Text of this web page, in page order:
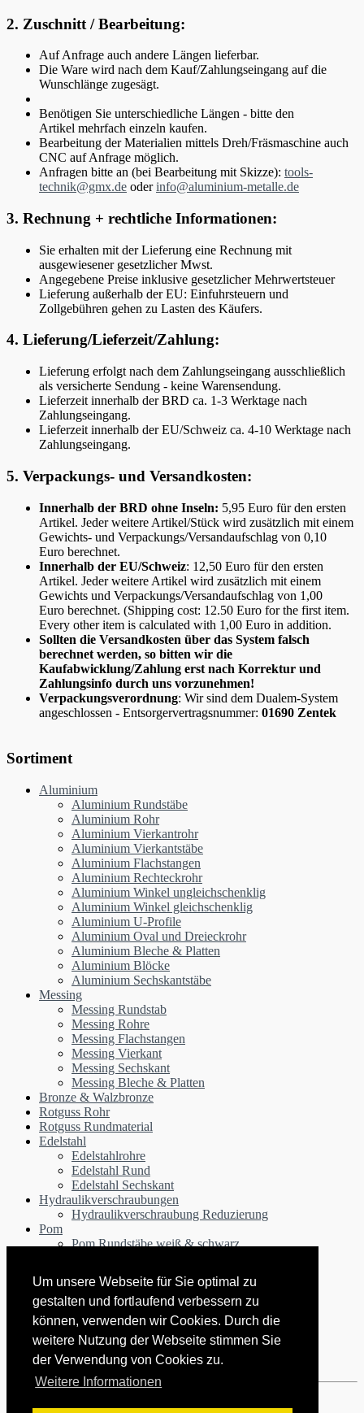
Um unsere Webseite für Sie optimal zu
gestalten und fortlaufend verbessern zu
können, verwenden wir Cookies. Durch die
weitere Nutzung der Webseite stimmen Sie
der Verwendung von Cookies zu.
Weitere Informationen
2. Zuschnitt / Bearbeitung:
Auf Anfrage auch andere Längen lieferbar.
Die Ware wird nach dem Kauf/Zahlungseingang auf die
Wunschlänge zugesägt.
Benötigen Sie unterschiedliche Längen - bitte den
Artikel mehrfach einzeln kaufen.
Bearbeitung der Materialien mittels Dreh/Fräsmaschine auch
CNC auf Anfrage möglich.
Anfragen bitte an (bei Bearbeitung mit Skizze): tools-
technik@gmx.de oderinfo@aluminium-metalle.de
3. Rechnung + rechtliche Informationen:
Sie erhalten mit der Lieferung eine Rechnung mit
ausgewiesener gesetzlicher Mwst.
Angegebene Preise inklusive gesetzlicher Mehrwertsteuer
Lieferung außerhalb der EU: Einfuhrsteuern und
Zollgebühren gehen zu Lasten des Käufers.
4. Lieferung/Lieferzeit/Zahlung:
Lieferung erfolgt nach dem Zahlungseingang ausschließlich
als versicherte Sendung - keine Warensendung.
Lieferzeit innerhalb der BRD ca. 1-3 Werktage nach
Zahlungseingang.
Lieferzeit innerhalb der EU/Schweiz ca. 4-10 Werktage nach
Zahlungseingang.
5. Verpackungs- und Versandkosten:
Innerhalb der BRD ohne Inseln: 5,95 Euro für den ersten
Artikel. Jeder weitere Artikel/Stück wird zusätzlich mit einem
Gewichts- und Verpackungs/Versandaufschlag von 0,10
Euro berechnet.
Innerhalb der EU/Schweiz: 12,50 Euro für den ersten
Artikel. Jeder weitere Artikel wird zusätzlich mit einem
Gewichts und Verpackungs/Versandaufschlag von 1,00
Euro berechnet. (Shipping cost: 12.50 Euro for the first item.
Every other item is calculated with 1,00 Euro in addition.
Sollten die Versandkosten über das System falsch
berechnet werden, so bitten wir die
Kaufabwicklung/Zahlung erst nach Korrektur und
Zahlungsinfo durch uns vorzunehmen!
Verpackungsverordnung: Wir sind dem Dualem-System
angeschlossen - Entsorgervertragsnummer: 01690 Zentek
Sortiment
Aluminium
Aluminium Rundstäbe
Aluminium Rohr
Aluminium Vierkantrohr
Aluminium Vierkantstäbe
Aluminium Flachstangen
Aluminium Rechteckrohr
Aluminium Winkel ungleichschenklig
Aluminium Winkel gleichschenklig
Aluminium U-Profile
Aluminium Oval und Dreieckrohr
Aluminium Bleche & Platten
Aluminium Blöcke
Aluminium Sechskantstäbe
Messing
Messing Rundstab
Messing Rohre
Messing Flachstangen
Messing Vierkant
Messing Sechskant
Messing Bleche & Platten
Bronze & Walzbronze
Rotguss Rohr
Rotguss Rundmaterial
Edelstahl
Edelstahlrohre
Edelstahl Rund
Edelstahl Sechskant
Hydraulikverschraubungen
Hydraulikverschraubung Reduzierung
Pom
Pom Rundstäbe weiß & schwarz
Kupfer Rundstange
PVC
PVC Rundstab grau & rot
PVC Rohr grau & rot
Kunststoffe PA POM PVC Teflon
PEEK / Polyetheretherketon